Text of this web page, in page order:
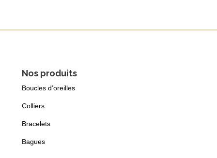
Nos produits
Boucles d’oreilles
Colliers
Bracelets
Bagues